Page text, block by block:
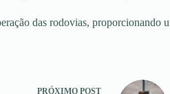
das rodovias, proporcionando
PRÓXIMO POST